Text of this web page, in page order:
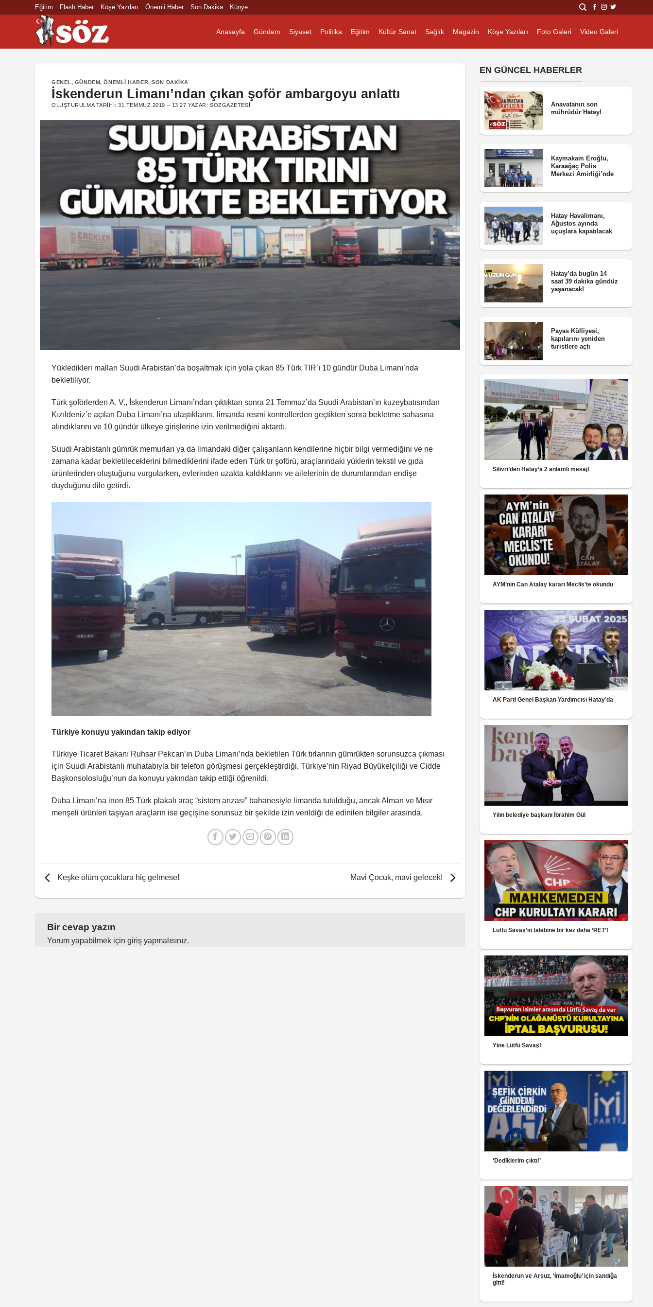
Eğitim Flash Haber Köşe Yazıları Önemli Haber Son Dakika Künye
Anasayfa Gündem Siyaset Politika Eğitim Kültür Sanat Sağlık Magazin Köşe Yazıları Foto Galeri Video Galeri
GENEL, GÜNDEM,ÖNEMLI HABER,SON DAKIKA
İskenderun Limanı’ndan çıkan şoför ambargoyu anlattı
OLUŞTURULMA TARIHI:31 TEMMUZ 2019 – 13:27 YAZAR:SOZGAZETESI
Yükledikleri malları Suudi Arabistan’da boşaltmak için yola çıkan 85 Türk TIR’ı 10 gündür Duba Limanı’nda
bekletiliyor.
Türk şoförlerden A. V., İskenderun Limanı’ndan çıktıktan sonra 21 Temmuz’da Suudi Arabistan’ın kuzeybatısından
Kızıldeniz’e açılan Duba Limanı’na ulaştıklarını, limanda resmi kontrollerden geçtikten sonra bekletme sahasına
alındıklarını ve 10 gündür ülkeye girişlerine izin verilmediğini aktardı.
Suudi Arabistanlı gümrük memurları ya da limandaki diğer çalışanların kendilerine hiçbir bilgi vermediğini ve ne
zamana kadar bekletileceklerini bilmediklerini ifade eden Türk tır şoförü, araçlarındaki yüklerin tekstil ve gıda
ürünlerinden oluştuğunu vurgularken, evlerinden uzakta kaldıklarını ve ailelerinin de durumlarından endişe
duyduğunu dile getirdi.
Türkiye konuyu yakından takip ediyor
Türkiye Ticaret Bakanı Ruhsar Pekcan’ın Duba Limanı’nda bekletilen Türk tırlarının gümrükten sorunsuzca çıkması
için Suudi Arabistanlı muhatabıyla bir telefon görüşmesi gerçekleştirdiği, Türkiye’nin Riyad Büyükelçiliği ve Cidde
Başkonsolosluğu’nun da konuyu yakından takip ettiği öğrenildi.
Duba Limanı’na inen 85 Türk plakalı araç “sistem arızası” bahanesiyle limanda tutulduğu, ancak Alman ve Mısır
menşeli ürünleri taşıyan araçların ise geçişine sorunsuz bir şekilde izin verildiği de edinilen bilgiler arasında.
Keşke ölüm çocuklara hiç gelmese! Mavi Çocuk, mavi gelecek!
Bir cevap yazın
Yorum yapabilmek için giriş yapmalısınız.
EN GÜNCEL HABERLER
Anavatanın son
mührüdür Hatay!
Kaymakam Eroğlu,
Karaağaç Polis
Merkezi Amirliği’nde
Hatay Havalimanı,
Ağustos ayında
uçuşlara kapatılacak
Hatay’da bugün 14
saat 39 dakika gündüz
yaşanacak!
Payas Külliyesi,
kapılarını yeniden
turistlere açtı
Silivri’den Hatay’a 2 anlamlı mesaj!
AYM’nin Can Atalay kararı Meclis’te okundu
AK Parti Genel Başkan Yardımcısı Hatay’da
Yılın belediye başkanı İbrahim Gül
Lütfü Savaş’ın talebine bir kez daha ‘RET’!
Yine Lütfü Savaş!
‘Dediklerim çıktı!’
İskenderun ve Arsuz, ‘İmamoğlu’ için sandığa
gitti!